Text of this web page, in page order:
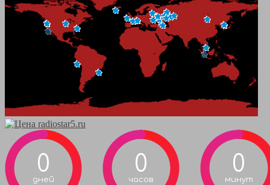
0
дней
0
часов
0
минут